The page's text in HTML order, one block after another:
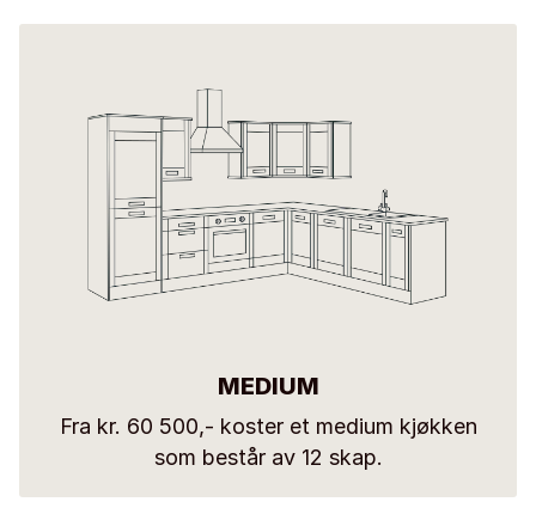
MEDIUM
Fra kr. 60 500,- koster et medium kjøkken
som består av 12 skap.